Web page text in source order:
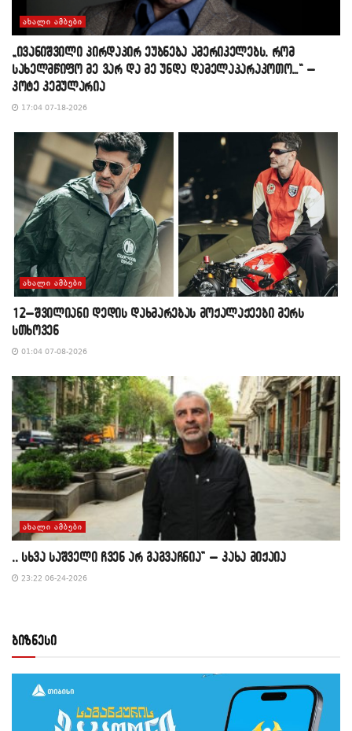
ᲐᲮᲐᲚᲘ ᲐᲛᲑᲔᲑᲘ
„ივანიშვილი პირდაპირ ეუბნება ამერიკელებს, რომ
სახელმწიფო მე ვარ და მე უნდა დამელაპარაკოთო…“ –
კოტე კემულარია
17:04 07-18-2026
ᲐᲮᲐᲚᲘ ᲐᲛᲑᲔᲑᲘ
12–შვილიანი დედის დახმარებას მოქალაქეები მერს
სთხოვენ
01:04 07-08-2026
ᲐᲮᲐᲚᲘ ᲐᲛᲑᲔᲑᲘ
,, სხვა საშველი ჩვენ არ გაგვაჩნია” – კახა მიქაია
23:22 06-24-2026
ბიზნესი